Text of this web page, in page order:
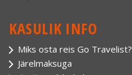
KASULIK INFO
Miks osta reis Go Travelist?
Järelmaksuga